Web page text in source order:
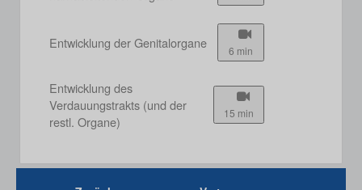
Entwicklung der Genitalorgane 6 min
Entwicklung des
Verdauungstrakts (und der
restl. Organe)
15 min